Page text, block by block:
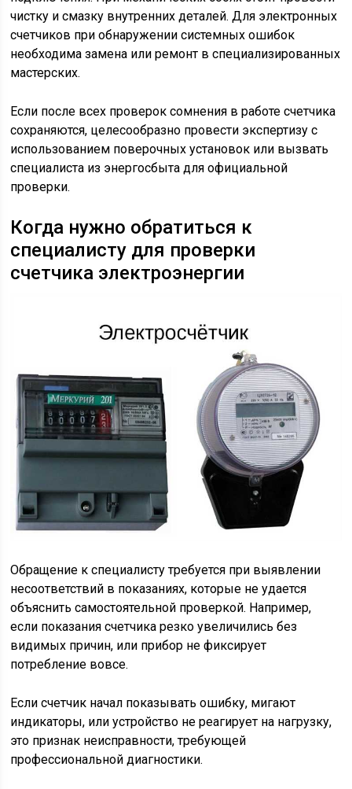
чистку и смазку внутренних деталей. Для электронных
счетчиков при обнаружении системных ошибок
необходима замена или ремонт в специализированных
мастерских.
Если после всех проверок сомнения в работе счетчика
сохраняются, целесообразно провести экспертизу с
использованием поверочных установок или вызвать
специалиста из энергосбыта для официальной
проверки.
Когда нужно обратиться к
специалисту для проверки
счетчика электроэнергии
Обращение к специалисту требуется при выявлении
несоответствий в показаниях, которые не удается
объяснить самостоятельной проверкой. Например,
если показания счетчика резко увеличились без
видимых причин, или прибор не фиксирует
потребление вовсе.
Если счетчик начал показывать ошибку, мигают
индикаторы, или устройство не реагирует на нагрузку,
это признак неисправности, требующей
профессиональной диагностики.